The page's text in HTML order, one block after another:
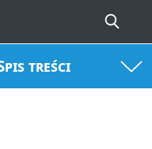
treści